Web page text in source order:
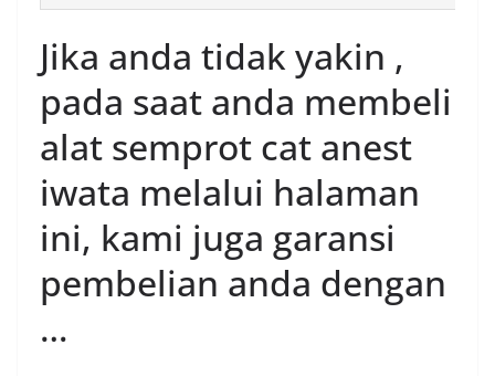
Jika anda tidak yakin ,
pada saat anda membeli
alat semprot cat anest
iwata melalui halaman
ini, kami juga garansi
pembelian anda dengan
…